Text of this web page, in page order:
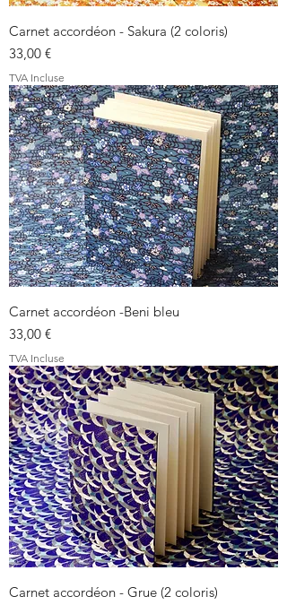
Carnet accordéon - Sakura (2 coloris)
Prix
33,00 €
TVA Incluse
Carnet accordéon -Beni bleu
Prix
33,00 €
TVA Incluse
Carnet accordéon - Grue (2 coloris)